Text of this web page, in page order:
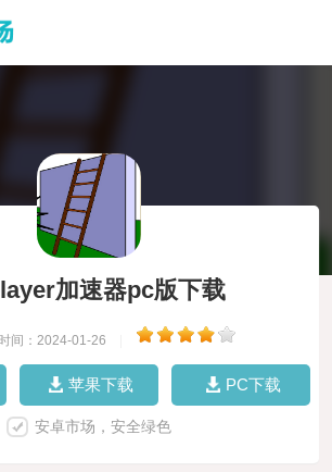
加速器pc版下载
时间：2024-01-26
苹果下载 PC下载
安卓市场，安全绿色